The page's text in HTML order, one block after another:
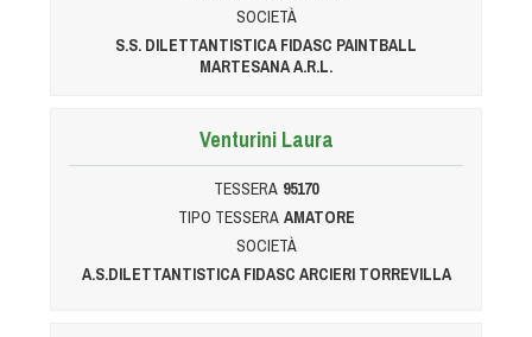
SOCIETÀ
S.S. DILETTANTISTICA FIDASC PAINTBALL
MARTESANA A.R.L.
Venturini Laura
TESSERA 95170
TIPO TESSERA AMATORE
SOCIETÀ
A.S.DILETTANTISTICA FIDASC ARCIERI TORREVILLA
Tecnici
Direttori di Gara
Modelli e moduli
Albo Atleti Cinofili
Guida Locandine Ufficiali